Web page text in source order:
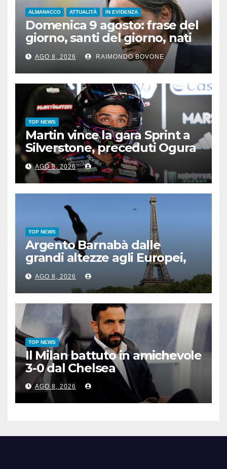
ALMANACCO ATTUALITÀ IN EVIDENZA
Domenica 9 agosto: frase del
giorno, santi del giorno, nati
famosi, accadde oggi
AGO 8, 2026 RAIMONDO BOVONE
TOP NEWS
Martin vince la gara Sprint a
Silverstone, preceduti Ogura
e Bezzecchi
AGO 8, 2026
TOP NEWS
Argento Barnabà dalle
grandi altezze agli Europei,
bis azzurro dopo Cosetti
AGO 8, 2026
TOP NEWS
Il Milan battuto in amichevole
3-0 dal Chelsea
AGO 8, 2026